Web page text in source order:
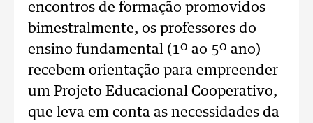
encontros de formação promovidos
bimestralmente, os professores do
ensino fundamental (1º ao 5º ano)
recebem orientação para empreender
um Projeto Educacional Cooperativo,
que leva em conta as necessidades da